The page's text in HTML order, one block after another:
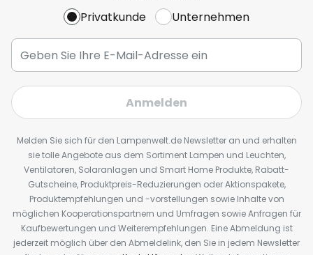
Privatkunde Unternehmen
Anmelden
Melden Sie sich für den Lampenwelt.de Newsletter an und erhalten
sie tolle Angebote aus dem Sortiment Lampen und Leuchten,
Ventilatoren, Solaranlagen und Smart Home Produkte, Rabatt-
Gutscheine, Produktpreis-Reduzierungen oder Aktionspakete,
Produktempfehlungen und -vorstellungen sowie Inhalte von
möglichen Kooperationspartnern und Umfragen sowie Anfragen für
Kaufbewertungen und Weiterempfehlungen. Eine Abmeldung ist
jederzeit möglich über den Abmeldelink, den Sie in jedem Newsletter